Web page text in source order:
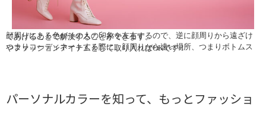
顔周りにある色がその人の印象を左右するので、逆に顔周りから遠ざけてあげることで解決することができます。
つまりコーディネートする際に、顔周りから遠い場所、つまりボトムスやファッションアイテムとして取り入ればOKです！
パーソナルカラーを知って、もっとファッショ